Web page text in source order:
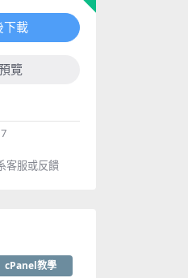
下載
覽
客服或反饋
cPanel教學